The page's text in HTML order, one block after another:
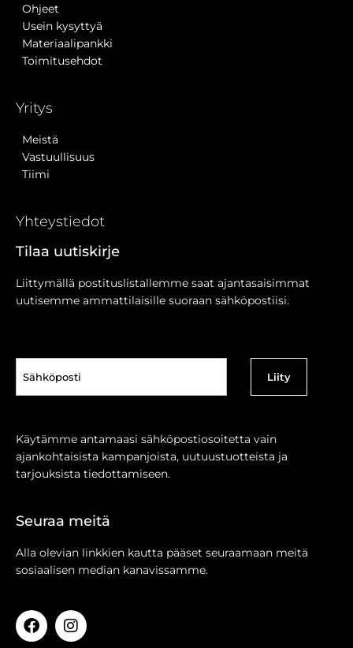
Ohjeet
Usein kysyttyä
Materiaalipankki
Toimitusehdot
Yritys
Meistä
Vastuullisuus
Tiimi
Yhteystiedot
Tilaa uutiskirje
Liittymällä postituslistallemme saat ajantasaisimmat
uutisemme ammattilaisille suoraan sähköpostiisi.
(Pakollinen)
Käytämme antamaasi sähköpostiosoitetta vain
ajankohtaisista kampanjoista, uutuustuotteista ja
tarjouksista tiedottamiseen.
Seuraa meitä
Alla olevian linkkien kautta pääset seuraamaan meitä
sosiaalisen median kanavissamme.